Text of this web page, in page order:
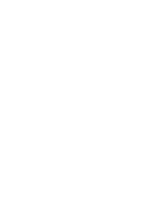
ウンセラーの方針の違いによ
い。ご協力をよろしくお願い
※ビデオ相談でお顔を見られ